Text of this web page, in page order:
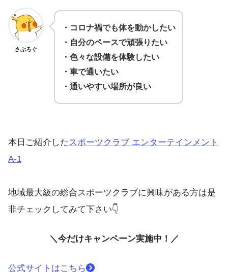
さぶろぐ
・コロナ禍でも体を動かしたい
・自分のペースで頑張りたい
・色々な設備を体験したい
・車で通いたい
・通いやすい場所が良い
本日ご紹介した スポーツクラブ エンターテインメント
A-1
地域最大級の総合スポーツクラブに興味がある方は是
非チェックしてみて下さい👇
＼今だけキャンペーン実施中！／
公式サイトはこちら